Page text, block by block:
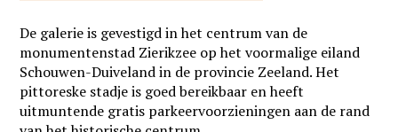
De galerie is gevestigd in het centrum van de
monumentenstad Zierikzee op het voormalige eiland
Schouwen-Duiveland in de provincie Zeeland. Het
pittoreske stadje is goed bereikbaar en heeft
uitmuntende gratis parkeervoorzieningen aan de rand